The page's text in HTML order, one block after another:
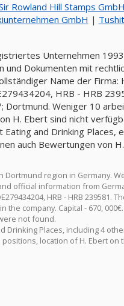
Rowland Hill Stamps
GmbH |
Unternehmen
Dokumenten mit
Name der
HRB - HRB
Weniger 10
H. Ebert sind nicht
and Drinking Places,
auch Bewertungen
Dortmund region in Germany.
official information from
HRB - HRB
the company. Capital - 670,
not found.
Drinking Places, including 4
location of H. Ebert on